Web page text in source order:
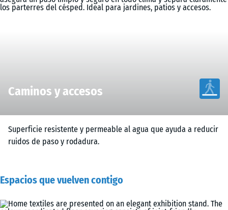
Caminos y accesos
Superficie resistente y permeable al agua que ayuda a reducir
ruidos de paso y rodadura.
Espacios que vuelven contigo